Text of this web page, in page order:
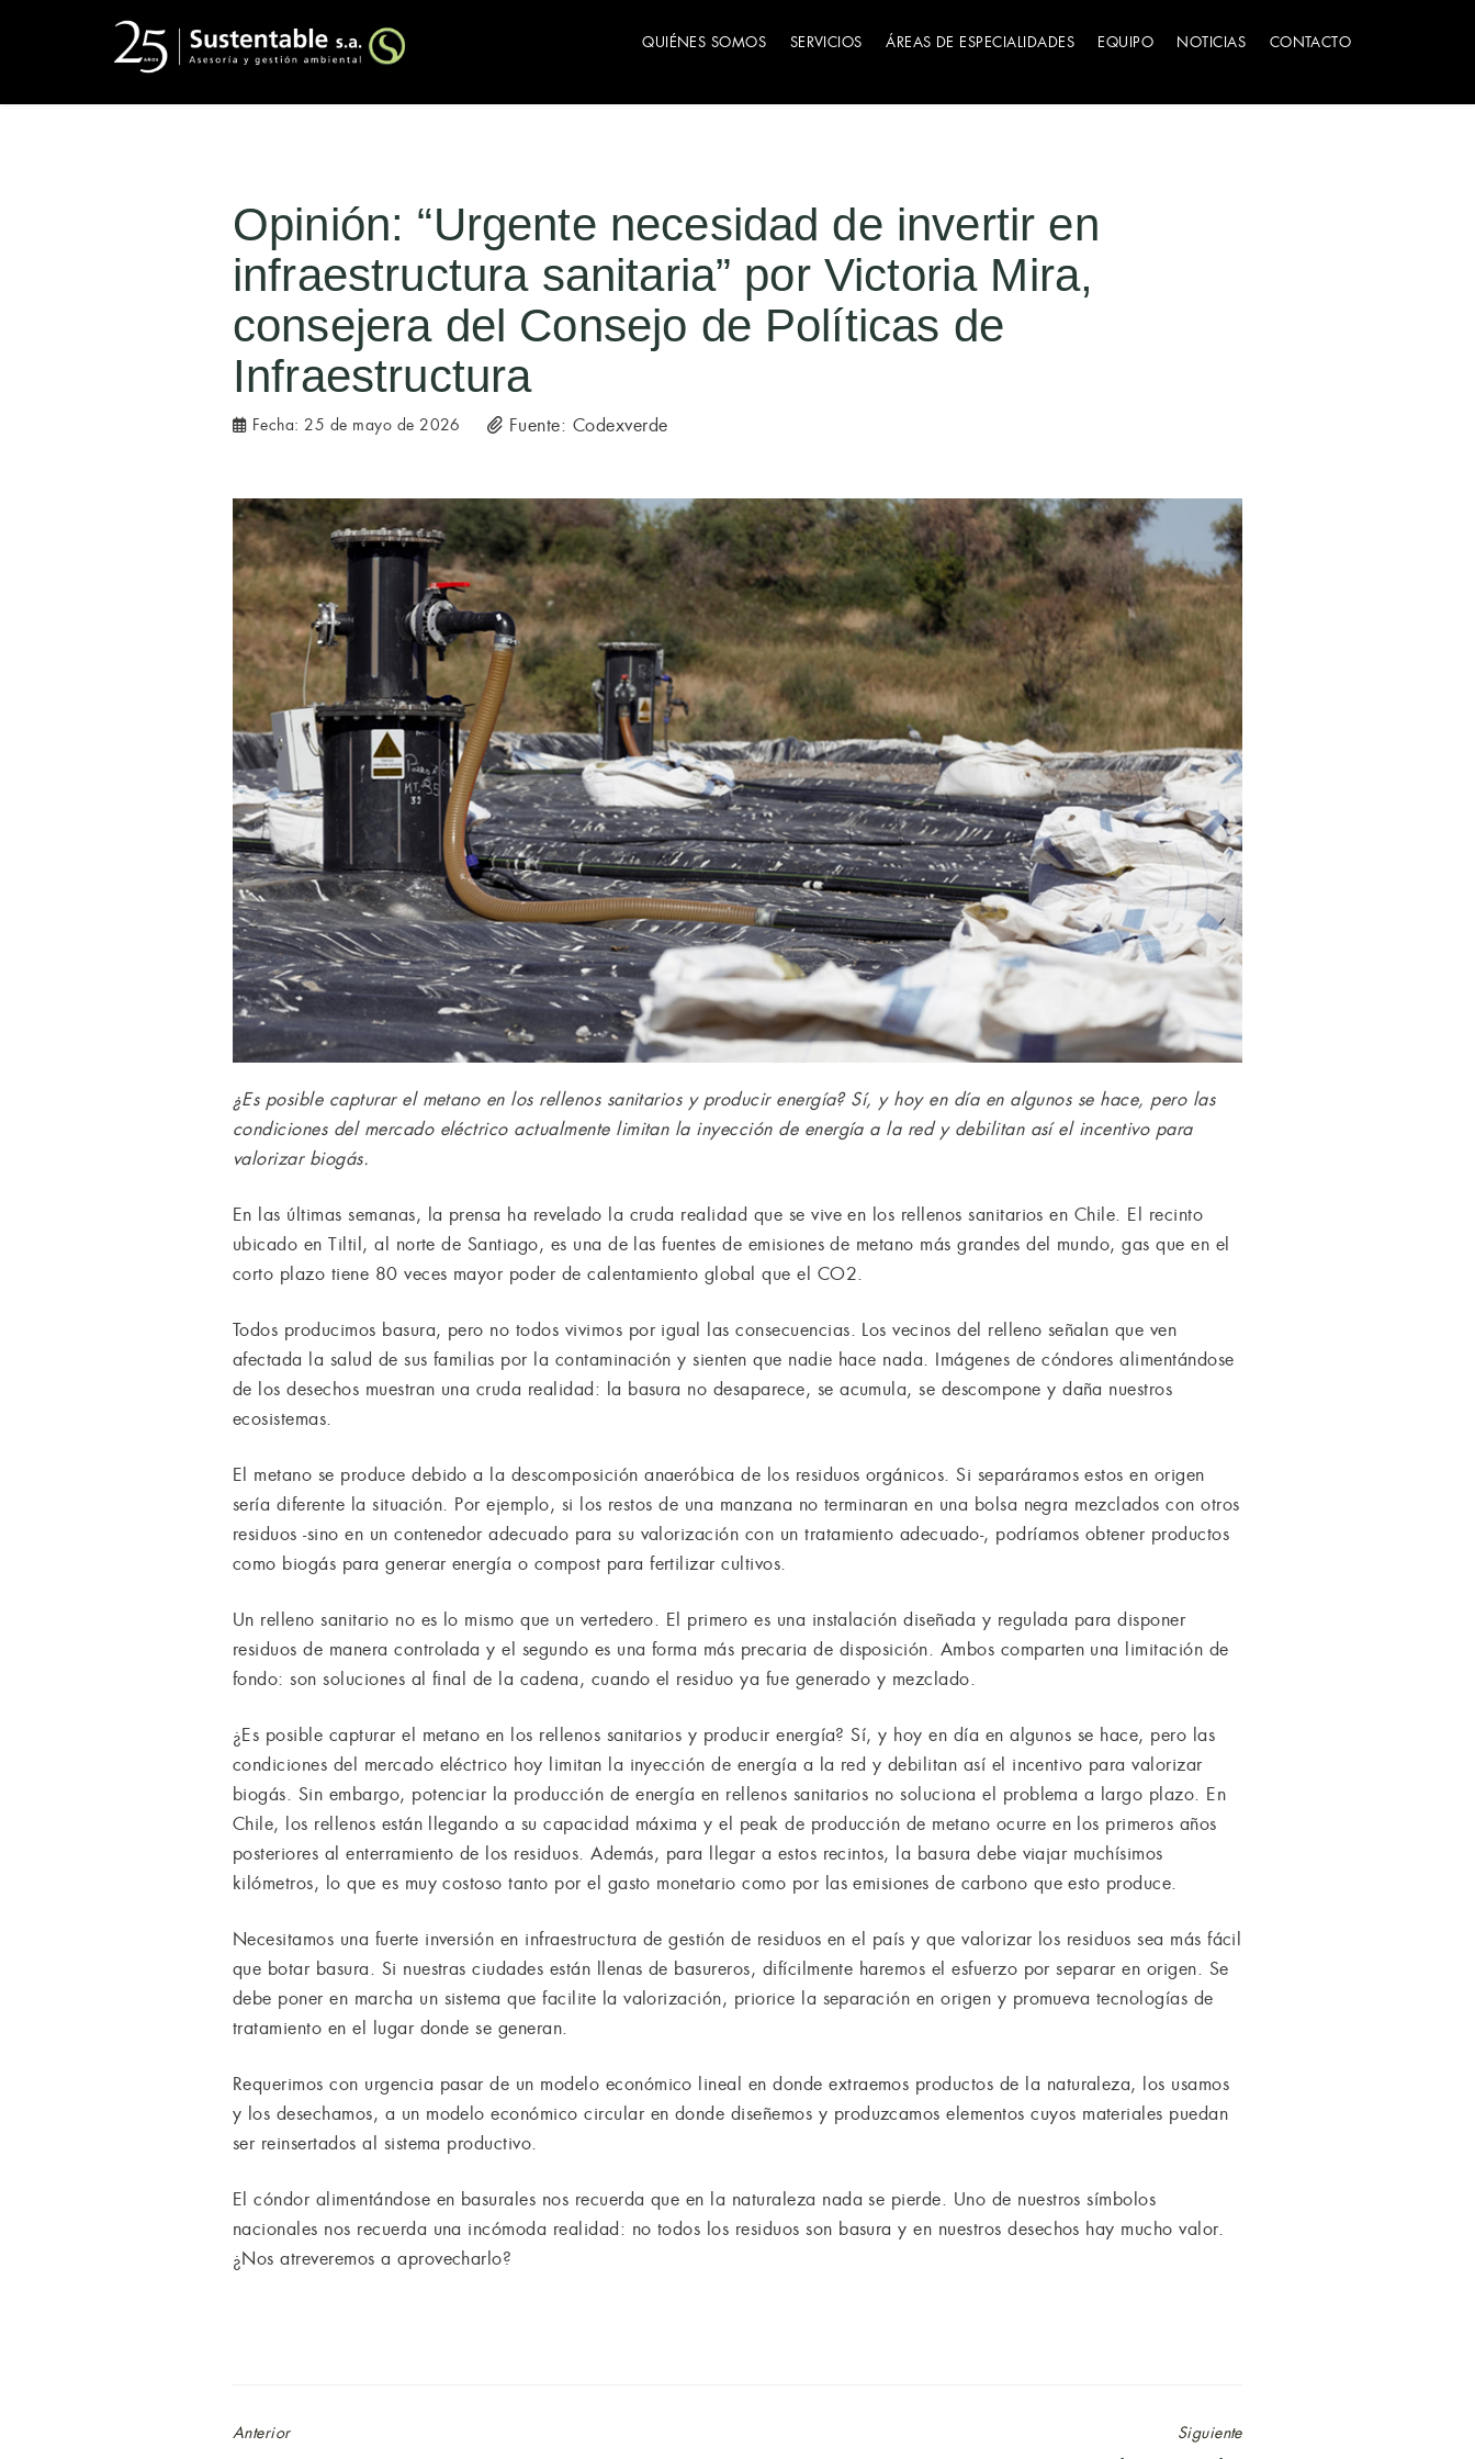
QUIÉNES SOMOS SERVICIOS ÁREAS DE ESPECIALIDADES EQUIPO NOTICIAS CONTACTO
Opinión: “Urgente necesidad de invertir en
infraestructura sanitaria” por Victoria Mira,
consejera del Consejo de Políticas de
Infraestructura
Fecha: 25 de mayo de 2026 Fuente: Codexverde
¿Es posible capturar el metano en los rellenos sanitarios y producir energía? Sí, y hoy en día en algunos se hace, pero las
condiciones del mercado eléctrico actualmente limitan la inyección de energía a la red y debilitan así el incentivo para
valorizar biogás.
En las últimas semanas, la prensa ha revelado la cruda realidad que se vive en los rellenos sanitarios en Chile. El recinto
ubicado en Tiltil, al norte de Santiago, es una de las fuentes de emisiones de metano más grandes del mundo, gas que en el
corto plazo tiene 80 veces mayor poder de calentamiento global que el CO2.
Todos producimos basura, pero no todos vivimos por igual las consecuencias. Los vecinos del relleno señalan que ven
afectada la salud de sus familias por la contaminación y sienten que nadie hace nada. Imágenes de cóndores alimentándose
de los desechos muestran una cruda realidad: la basura no desaparece, se acumula, se descompone y daña nuestros
ecosistemas.
El metano se produce debido a la descomposición anaeróbica de los residuos orgánicos. Si separáramos estos en origen
sería diferente la situación. Por ejemplo, si los restos de una manzana no terminaran en una bolsa negra mezclados con otros
residuos -sino en un contenedor adecuado para su valorización con un tratamiento adecuado-, podríamos obtener productos
como biogás para generar energía o compost para fertilizar cultivos.
Un relleno sanitario no es lo mismo que un vertedero. El primero es una instalación diseñada y regulada para disponer
residuos de manera controlada y el segundo es una forma más precaria de disposición. Ambos comparten una limitación de
fondo: son soluciones al final de la cadena, cuando el residuo ya fue generado y mezclado.
¿Es posible capturar el metano en los rellenos sanitarios y producir energía? Sí, y hoy en día en algunos se hace, pero las
condiciones del mercado eléctrico hoy limitan la inyección de energía a la red y debilitan así el incentivo para valorizar
biogás. Sin embargo, potenciar la producción de energía en rellenos sanitarios no soluciona el problema a largo plazo. En
Chile, los rellenos están llegando a su capacidad máxima y el peak de producción de metano ocurre en los primeros años
posteriores al enterramiento de los residuos. Además, para llegar a estos recintos, la basura debe viajar muchísimos
kilómetros, lo que es muy costoso tanto por el gasto monetario como por las emisiones de carbono que esto produce.
Necesitamos una fuerte inversión en infraestructura de gestión de residuos en el país y que valorizar los residuos sea más fácil
que botar basura. Si nuestras ciudades están llenas de basureros, difícilmente haremos el esfuerzo por separar en origen. Se
debe poner en marcha un sistema que facilite la valorización, priorice la separación en origen y promueva tecnologías de
tratamiento en el lugar donde se generan.
Requerimos con urgencia pasar de un modelo económico lineal en donde extraemos productos de la naturaleza, los usamos
y los desechamos, a un modelo económico circular en donde diseñemos y produzcamos elementos cuyos materiales puedan
ser reinsertados al sistema productivo.
El cóndor alimentándose en basurales nos recuerda que en la naturaleza nada se pierde. Uno de nuestros símbolos
nacionales nos recuerda una incómoda realidad: no todos los residuos son basura y en nuestros desechos hay mucho valor.
¿Nos atreveremos a aprovecharlo?
Anterior Siguiente